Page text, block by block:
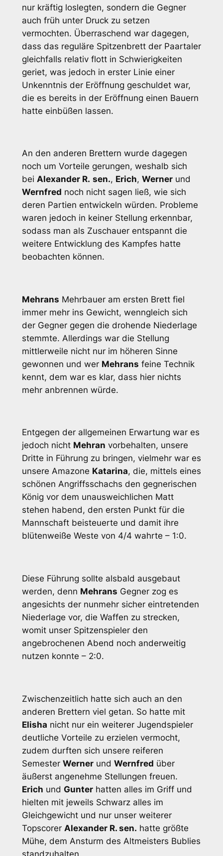
nur kräftig loslegten, sondern die Gegner
auch früh unter Druck zu setzen
vermochten. Überraschend war dagegen,
dass das reguläre Spitzenbrett der Paartaler
gleichfalls relativ flott in Schwierigkeiten
geriet, was jedoch in erster Linie einer
Unkenntnis der Eröffnung geschuldet war,
die es bereits in der Eröffnung einen Bauern
hatte einbüßen lassen.
An den anderen Brettern wurde dagegen
noch um Vorteile gerungen, weshalb sich
bei Alexander R. sen., Erich, Wernerund
Wernfred noch nicht sagen ließ, wie sich
deren Partien entwickeln würden. Probleme
waren jedoch in keiner Stellung erkennbar,
sodass man als Zuschauer entspannt die
weitere Entwicklung des Kampfes hatte
beobachten können.
Mehrans Mehrbauer am ersten Brett fiel
immer mehr ins Gewicht, wenngleich sich
der Gegner gegen die drohende Niederlage
stemmte. Allerdings war die Stellung
mittlerweile nicht nur im höheren Sinne
gewonnen und wer Mehrans feine Technik
kennt, dem war es klar, dass hier nichts
mehr anbrennen würde.
Entgegen der allgemeinen Erwartung war es
jedoch nicht Mehran vorbehalten, unsere
Dritte in Führung zu bringen, vielmehr war es
unsere Amazone Katarina, die, mittels eines
schönen Angriffsschachs den gegnerischen
König vor dem unausweichlichen Matt
stehen habend, den ersten Punkt für die
Mannschaft beisteuerte und damit ihre
blütenweiße Weste von 4/4 wahrte – 1:0.
Diese Führung sollte alsbald ausgebaut
werden, denn Mehrans Gegner zog es
angesichts der nunmehr sicher eintretenden
Niederlage vor, die Waffen zu strecken,
womit unser Spitzenspieler den
angebrochenen Abend noch anderweitig
nutzen konnte – 2:0.
Zwischenzeitlich hatte sich auch an den
anderen Brettern viel getan. So hatte mit
Elisha nicht nur ein weiterer Jugendspieler
deutliche Vorteile zu erzielen vermocht,
zudem durften sich unsere reiferen
Semester Wernerund Wernfred über
äußerst angenehme Stellungen freuen.
Erich und Gunterhatten alles im Griff und
hielten mit jeweils Schwarz alles im
Gleichgewicht und nur unser weiterer
Topscorer Alexander R. sen. hatte größte
Mühe, dem Ansturm des Altmeisters Bublies
standzuhalten.